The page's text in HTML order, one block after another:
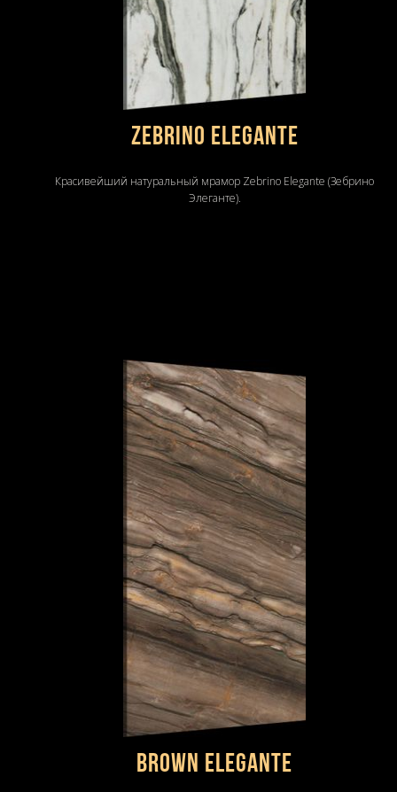
Zebrino Elegante
Красивейший натуральный мрамор Zebrino Elegante (Зебрино
Элеганте).
BROWN ELEGANTE